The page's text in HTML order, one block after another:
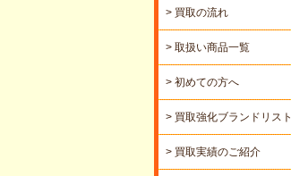
> 買取の流れ
> 取扱い商品一覧
> 初めての方へ
> 買取強化ブランドリスト
> 買取実績のご紹介